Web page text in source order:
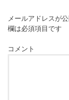
メールアドレスが
欄は必須項目です
コメント